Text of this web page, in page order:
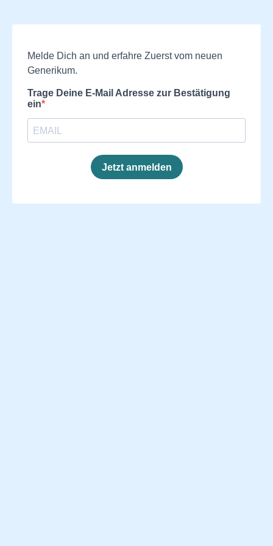
Melde Dich an und erfahre Zuerst vom neuen
Generikum.
Trage Deine E-Mail Adresse zur Bestätigung
ein
Jetzt anmelden